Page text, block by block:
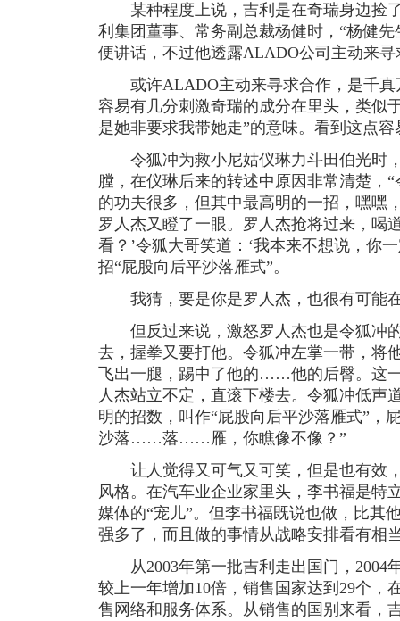
某种程度上说，吉利是在奇瑞身边捡
利集团董事、常务副总裁杨健时，“杨健
便讲话，不过他透露ALADO公司主动来寻
或许ALADO主动来寻求合作，是千真
容易有几分刺激奇瑞的成分在里头，类似
是她非要求我带她走”的意味。看到这点
令狐冲为救小尼姑仪琳力斗田伯光时
膛，在仪琳后来的转述中原因非常清楚，
的功夫很多，但其中最高明的一招，嘿嘿
罗人杰又瞪了一眼。罗人杰抢将过来，喝
看？’令狐大哥笑道：‘我本来不想说，你
招“屁股向后平沙落雁式”。
我猜，要是你是罗人杰，也很有可能
但反过来说，激怒罗人杰也是令狐冲
去，握拳又要打他。令狐冲左掌一带，将
飞出一腿，踢中了他的……他的后臀。这
人杰站立不定，直滚下楼去。令狐冲低声
明的招数，叫作“屁股向后平沙落雁式”，
沙落……落……雁，你瞧像不像？”
让人觉得又可气又可笑，但是也有效
风格。在汽车业企业家里头，李书福是特
媒体的“宠儿”。但李书福既说也做，比其
强多了，而且做的事情从战略安排看有相
从2003年第一批吉利走出国门，2004
较上一年增加10倍，销售国家达到29个，
售网络和服务体系。从销售的国别来看